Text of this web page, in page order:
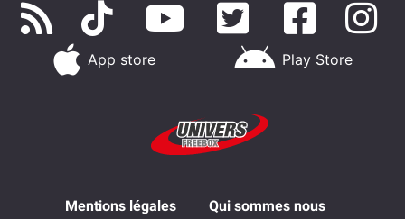
App store Play Store
Mentions légales Qui sommes nous